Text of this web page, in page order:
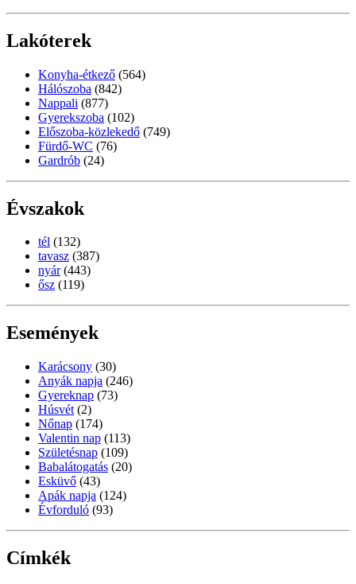
Lakóterek
Konyha-étkező (564)
Hálószoba (842)
Nappali (877)
Gyerekszoba (102)
Előszoba-közlekedő (749)
Fürdő-WC (76)
Gardrób (24)
Évszakok
tél (132)
tavasz (387)
nyár (443)
ősz (119)
Események
Karácsony (30)
Anyák napja (246)
Gyereknap (73)
Húsvét (2)
Nőnap (174)
Valentin nap (113)
Születésnap (109)
Babalátogatás (20)
Esküvő (43)
Apák napja (124)
Évforduló (93)
Címkék